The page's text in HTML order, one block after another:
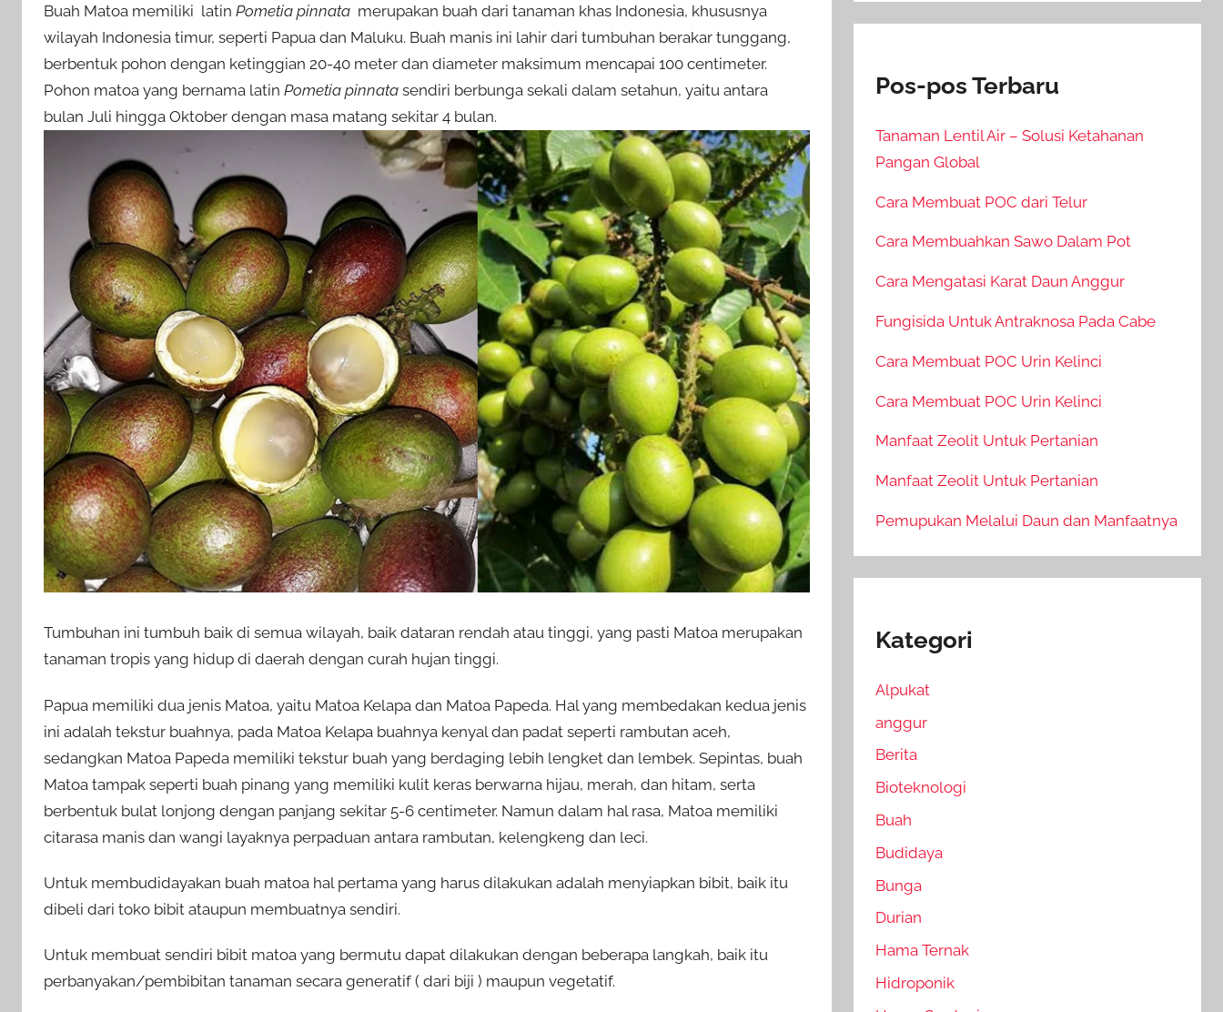
Buah Matoa memiliki latin Pometia pinnata merupakan buah dari tanaman khas Indonesia, khususnya
wilayah Indonesia timur, seperti Papua dan Maluku. Buah manis ini lahir dari tumbuhan berakar tunggang,
berbentuk pohon dengan ketinggian 20-40 meter dan diameter maksimum mencapai 100 centimeter.
Pohon matoa yang bernama latin Pometia pinnata sendiri berbunga sekali dalam setahun, yaitu antara
bulan Juli hingga Oktober dengan masa matang sekitar 4 bulan.
Tumbuhan ini tumbuh baik di semua wilayah, baik dataran rendah atau tinggi, yang pasti Matoa merupakan
tanaman tropis yang hidup di daerah dengan curah hujan tinggi.
Papua memiliki dua jenis Matoa, yaitu Matoa Kelapa dan Matoa Papeda. Hal yang membedakan kedua jenis
ini adalah tekstur buahnya, pada Matoa Kelapa buahnya kenyal dan padat seperti rambutan aceh,
sedangkan Matoa Papeda memiliki tekstur buah yang berdaging lebih lengket dan lembek. Sepintas, buah
Matoa tampak seperti buah pinang yang memiliki kulit keras berwarna hijau, merah, dan hitam, serta
berbentuk bulat lonjong dengan panjang sekitar 5-6 centimeter. Namun dalam hal rasa, Matoa memiliki
citarasa manis dan wangi layaknya perpaduan antara rambutan, kelengkeng dan leci.
Untuk membudidayakan buah matoa hal pertama yang harus dilakukan adalah menyiapkan bibit, baik itu
dibeli dari toko bibit ataupun membuatnya sendiri.
Untuk membuat sendiri bibit matoa yang bermutu dapat dilakukan dengan beberapa langkah, baik itu
perbanyakan/pembibitan tanaman secara generatif ( dari biji ) maupun vegetatif.
Pos-pos Terbaru
Tanaman Lentil Air – Solusi Ketahanan
Pangan Global
Cara Membuat POC dari Telur
Cara Membuahkan Sawo Dalam Pot
Cara Mengatasi Karat Daun Anggur
Fungisida Untuk Antraknosa Pada Cabe
Cara Membuat POC Urin Kelinci
Cara Membuat POC Urin Kelinci
Manfaat Zeolit Untuk Pertanian
Manfaat Zeolit Untuk Pertanian
Pemupukan Melalui Daun dan Manfaatnya
Kategori
Alpukat
anggur
Berita
Bioteknologi
Buah
Budidaya
Bunga
Durian
Hama Ternak
Hidroponik